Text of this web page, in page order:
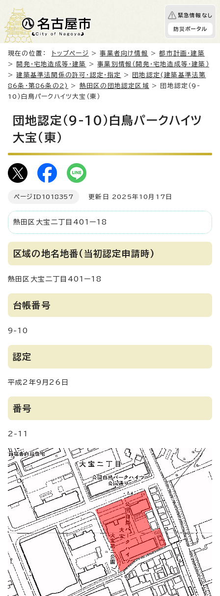
緊急情報なし
防災ポータル
現在の位置： トップページ >事業者向け情報 >都市計画・建築
>
開発・宅地造成等・建築 >事業別情報（開発・宅地造成等・建築）
>建築基準法関係の許可・認定・指定 >
団地認定(建築基準法第
86条・第86条の2)
> 熱田区の団地認定区域 > 団地認定（9-
10）白鳥パークハイツ大宝（東）
団地認定（9-10）白鳥パークハイツ
大宝（東）
ページID 1018357 更新日 2025年10月17日
熱田区大宝二丁目401ー18
区域の地名地番(当初認定申請時)
熱田区大宝二丁目401ー18
台帳番号
9-10
認定
平成2年9月26日
番号
2-11